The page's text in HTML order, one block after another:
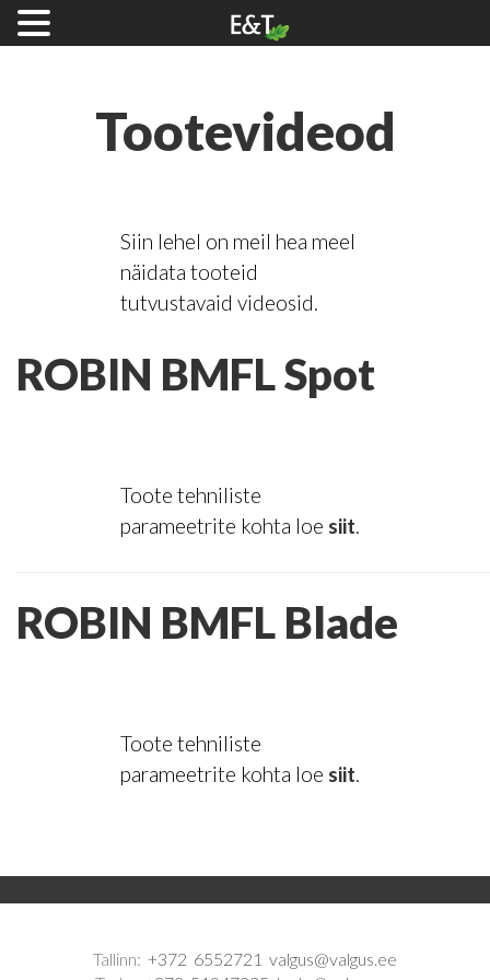
Tootevideod
Siin lehel on meil hea meel
näidata tooteid
tutvustavaid videosid.
ROBIN BMFL Spot
Toote tehniliste
parameetrite kohta loe siit
ROBIN BMFL Blade
Toote tehniliste
parameetrite kohta loe siit.
Tallinn: +372 6552721 valgus@valgus.ee